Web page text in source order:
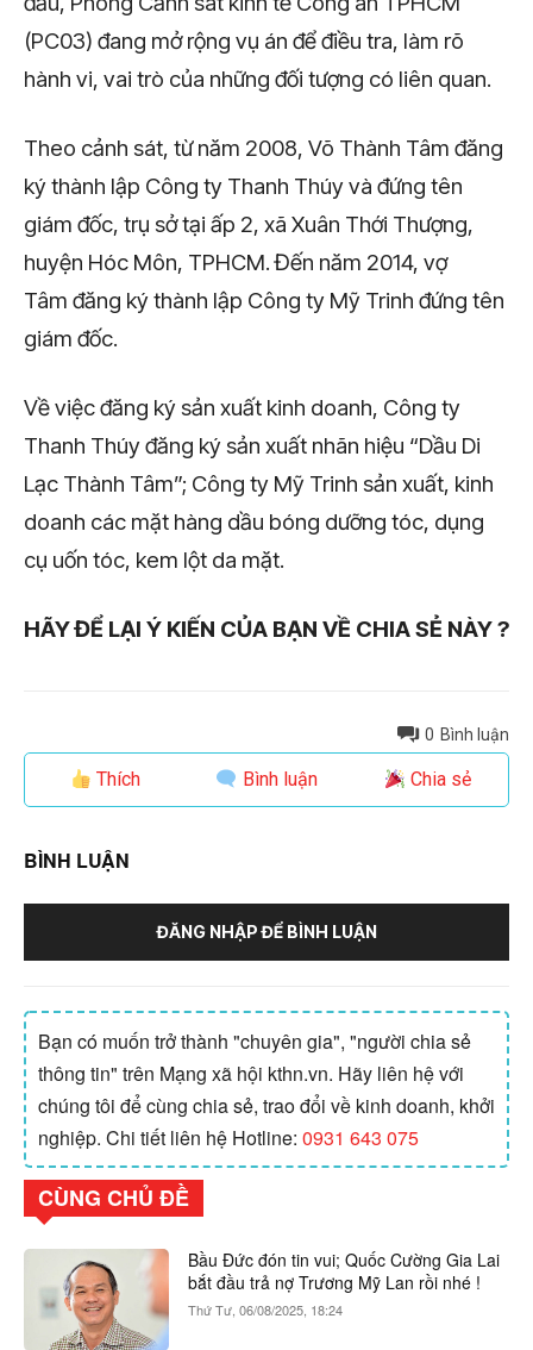
(PC03) đang mở rộng vụ án để điều tra, làm rõ
hành vi, vai trò của những đối tượng có liên quan.
Theo cảnh sát, từ năm 2008, Võ Thành Tâm đăng
ký thành lập Công ty Thanh Thúy và đứng tên
giám đốc, trụ sở tại ấp 2, xã Xuân Thới Thượng,
huyện Hóc Môn, TPHCM. Đến năm 2014, vợ
Tâm đăng ký thành lập Công ty Mỹ Trinh đứng tên
giám đốc.
Về việc đăng ký sản xuất kinh doanh, Công ty
Thanh Thúy đăng ký sản xuất nhãn hiệu “Dầu Di
Lạc Thành Tâm”; Công ty Mỹ Trinh sản xuất, kinh
doanh các mặt hàng dầu bóng dưỡng tóc, dụng
cụ uốn tóc, kem lột da mặt.
HÃY ĐỂ LẠI Ý KIẾN CỦA BẠN VỀ CHIA SẺ NÀY ?
0 Bình luận
Thích Bình luận Chia sẻ
BÌNH LUẬN
ĐĂNG NHẬP ĐỂ BÌNH LUẬN
Bạn có muốn trở thành "chuyên gia", "người chia sẻ
thông tin" trên Mạng xã hội kthn.vn. Hãy liên hệ với
chúng tôi để cùng chia sẻ, trao đổi về kinh doanh, khởi
nghiệp. Chi tiết liên hệ Hotline: 0931 643 075
CÙNG CHỦ ĐỀ
Bầu Đức đón tin vui; Quốc Cường Gia Lai
bắt đầu trả nợ Trương Mỹ Lan rồi nhé !
Thứ Tư, 06/08/2025, 18:24